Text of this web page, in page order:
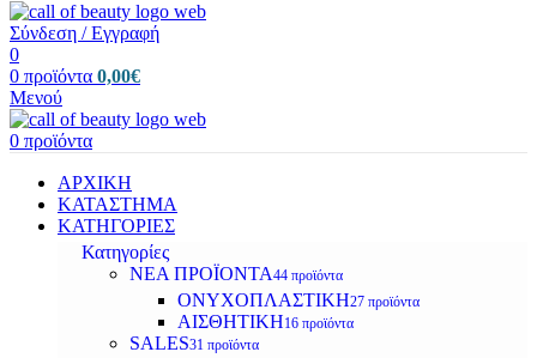
Σύνδεση / Εγγραφή
0
0 προϊόντα 0,00€
Μενού
0 προϊόντα
ΑΡΧΙΚΗ
ΚΑΤΑΣΤΗΜΑ
ΚΑΤΗΓΟΡΙΕΣ
Κατηγορίες
ΝΕΑ ΠΡΟΪΟΝΤΑ44 προϊόντα
ΟΝΥΧΟΠΛΑΣΤΙΚΗ27 προϊόντα
ΑΙΣΘΗΤΙΚΗ16 προϊόντα
SALES31 προϊόντα